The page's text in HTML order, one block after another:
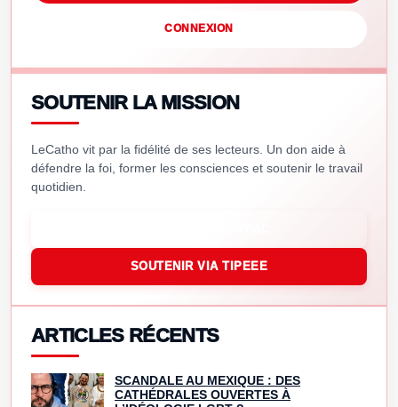
CONNEXION
SOUTENIR LA MISSION
LeCatho vit par la fidélité de ses lecteurs. Un don aide à
défendre la foi, former les consciences et soutenir le travail
quotidien.
SOUTENIR VIA TIPEEE
ARTICLES RÉCENTS
SCANDALE AU MEXIQUE : DES
CATHÉDRALES OUVERTES À